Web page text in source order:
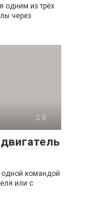
одним из трёх
через
0
командой
или с